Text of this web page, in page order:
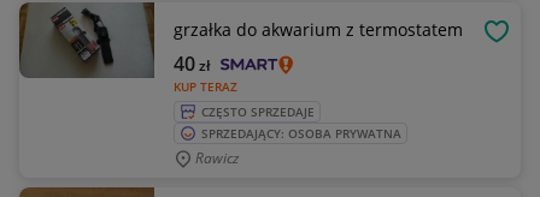
grzałka do akwarium z termostatem
KUP TERAZ
40zł
CZĘSTO SPRZEDAJE
SPRZEDAJĄCY: OSOBA PRYWATNA
Rawicz